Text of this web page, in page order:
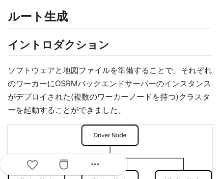
ルート生成
イントロダクション
ソフトウェアと地図ファイルを準備することで、それぞれ
のワーカーにOSRMバックエンドサーバーのインスタンス
がデプロイされた(複数のワーカーノードを持つ)クラスタ
ーを起動することができました。
more_horiz